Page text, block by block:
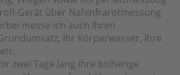
Gerät über Nahinfrarotmessung
messe ich auch Ihren
Ihr Körperwasser, Ihre
zwei Tage lang Ihre bisherige